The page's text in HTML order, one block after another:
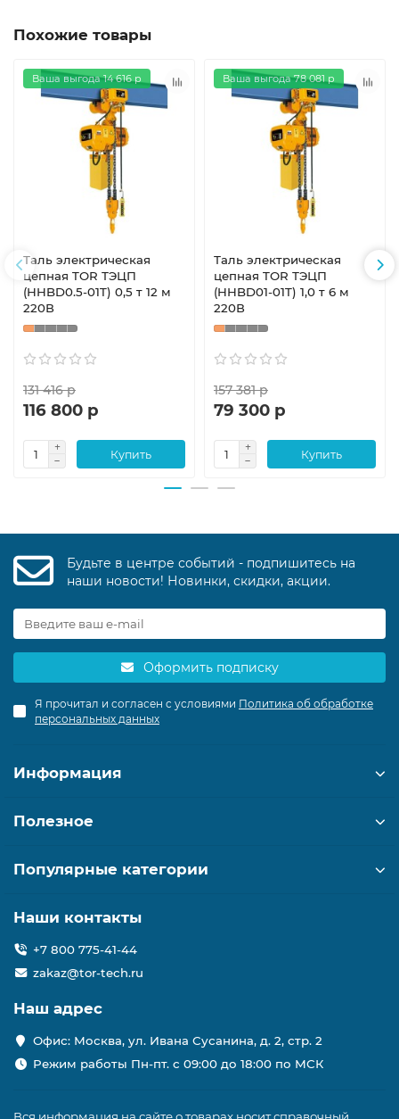
Похожие товары
Ваша выгода 14 616 р
Таль электрическая
цепная TOR ТЭЦП
(HHBD0.5-01T) 0,5 т 12 м
220В
131 416 р
116 800 р
Купить
Ваша выгода 78 081 р
Таль электрическая
цепная TOR ТЭЦП
(HHBD01-01T) 1,0 т 6 м
220В
157 381 р
79 300 р
Купить
Будьте в центре событий - подпишитесь на
наши новости! Новинки, скидки, акции.
Оформить подписку
Я прочитал и согласен с условиями Политика об обработке
персональных данных
Информация
Полезное
Популярные категории
Наши контакты
+7 800 775-41-44
zakaz@tor-tech.ru
Наш адрес
Офис: Москва, ул. Ивана Сусанина, д. 2, стр. 2
Режим работы Пн-пт. с 09:00 до 18:00 по МСК